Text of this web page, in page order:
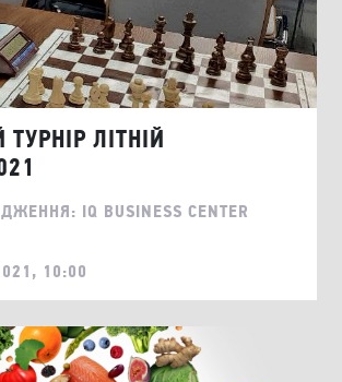
ЛІТНІЙ
IQ BUSINESS CENTER
10:00